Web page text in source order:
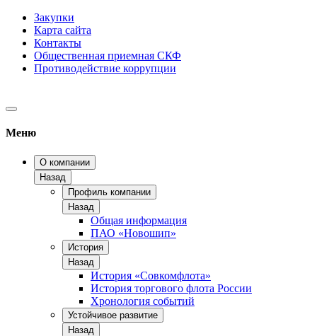
Закупки
Карта сайта
Контакты
Общественная приемная СКФ
Противодействие коррупции
Меню
О компании
Назад
Профиль компании
Назад
Общая информация
ПАО «Новошип»
История
Назад
История «Совкомфлота»
История торгового флота России
Хронология событий
Устойчивое развитие
Назад